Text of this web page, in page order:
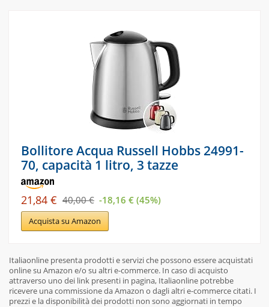
Bollitore Acqua Russell Hobbs 24991-
70, capacità 1 litro, 3 tazze
21,84 € 40,00 € -18,16 € (45%)
Acquista su Amazon
Italiaonline presenta prodotti e servizi che possono essere acquistati
online su Amazon e/o su altri e-commerce. In caso di acquisto
attraverso uno dei link presenti in pagina, Italiaonline potrebbe
ricevere una commissione da Amazon o dagli altri e-commerce citati. I
prezzi e la disponibilità dei prodotti non sono aggiornati in tempo